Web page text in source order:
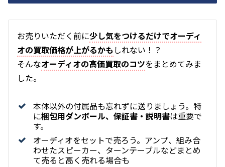
お売りいただく前に少し気をつけるだけでオーディ
オの買取価格が上がるかもしれない！？
そんなオーディオの高価買取のコツをまとめてみま
した。
本体以外の付属品も忘れずに送りましょう。特
に梱包用ダンボール、保証書・説明書は重要で
す。
オーディオをセットで売ろう。アンプ、組み合
わせたスピーカー、ターンテーブルなどまとめ
て売ると高く売れる場合も